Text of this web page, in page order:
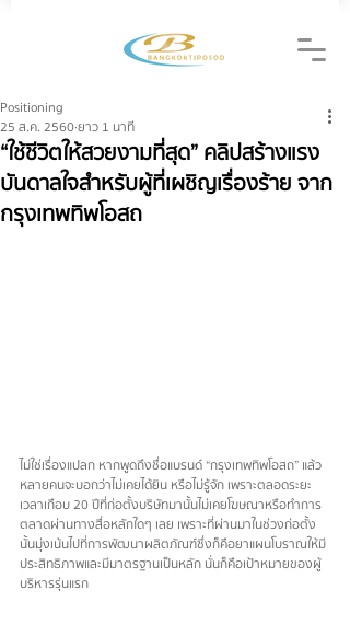
“ใช้ชีวิตให้สวยงามที่สุด” คลิปสร้างแรง
บันดาลใจสำหรับผู้ที่เผชิญเรื่องร้าย จาก
กรุงเทพทิพโอสถ
Positioning
25 ส.ค. 2560ยาว 1 นาที
ไม่ใช่เรื่องแปลก หากพูดถึงชื่อแบรนด์ “กรุงเทพทิพโอสถ” แล้ว
หลายคนจะบอกว่าไม่เคยได้ยิน หรือไม่รู้จัก เพราะตลอดระยะ
เวลาเกือบ 20 ปีที่ก่อตั้งบริษัทมานั้นไม่เคยโฆษณาหรือทำการ
ตลาดผ่านทางสื่อหลักใดๆ เลย เพราะที่ผ่านมาในช่วงก่อตั้ง
นั้นมุ่งเน้นไปที่การพัฒนาผลิตภัณฑ์ซึ่งก็คือยาแผนโบราณให้มี
ประสิทธิภาพและมีมาตรฐานเป็นหลัก นั่นก็คือเป้าหมายของผู้
บริหารรุ่นแรก